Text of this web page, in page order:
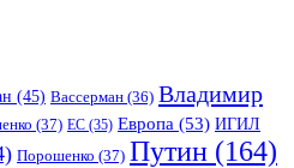
(45) Вассерман (36) Владимир
(37) ЕС (35) Европа (53) ИГИЛ
Порошенко (37) Путин (164)